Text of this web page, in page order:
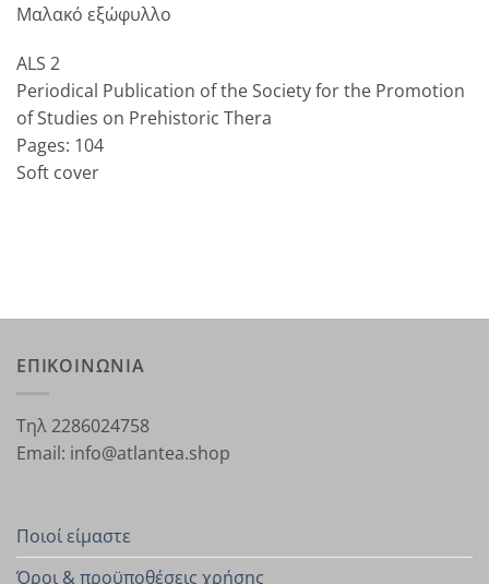
Μαλακό εξώφυλλο
ALS 2
Periodical Publication of the Society for the Promotion
of Studies on Prehistoric Thera
Pages: 104
Soft cover
ΕΠΙΚΟΙΝΩΝΙΑ
Τηλ 2286024758
Email: info@atlantea.shop
Ποιοί είμαστε
Όροι & προϋποθέσεις χρήσης